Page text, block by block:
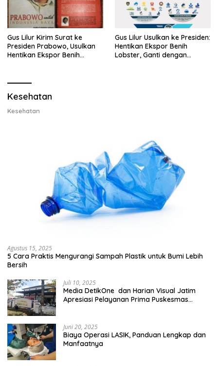
Gus Lilur Kirim Surat ke
Presiden Prabowo, Usulkan
Hentikan Ekspor Benih
Gus Lilur Usulkan ke Presiden:
Hentikan Ekspor Benih
Lobster, Ganti dengan
Kesehatan
Kesehatan
Agustus 15, 2025
5 Cara Praktis Mengurangi Sampah Plastik untuk Bumi Lebih
Bersih
Juli 10, 2025
Media DetikOne dan Harian Visual Jatim
Apresiasi Pelayanan Prima Puskesmas
Juni 20, 2025
Biaya Operasi LASIK, Panduan Lengkap dan
Manfaatnya